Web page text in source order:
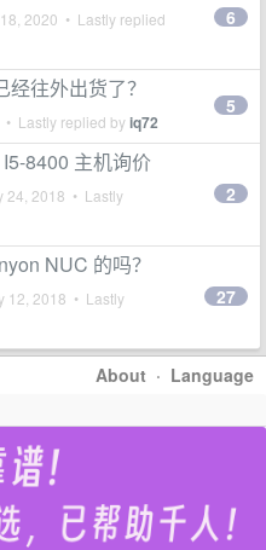
2020 • Lastly replied
6
往外出货了？
• Lastly replied byiq72
5
8400 主机询价
24, 2018 • Lastly
2
NUC 的吗？
12, 2018 • Lastly
27
About · Language